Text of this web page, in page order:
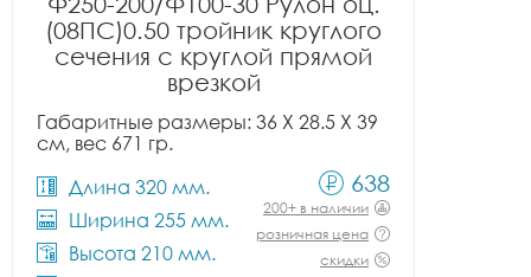
(08ПС)0.50 тройник круглого
сечения с круглой прямой
врезкой
Габаритные размеры: 36 X 28.5 X 39
см, вес 671 гр.
Длина 320 мм.
Ширина 255 мм.
Высота 210 мм.
638
200+ в наличии
розничная цена
скидки